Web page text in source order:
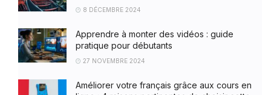
8 DÉCEMBRE 2024
Apprendre à monter des vidéos : guide
pratique pour débutants
27 NOVEMBRE 2024
Améliorer votre français grâce aux cours en